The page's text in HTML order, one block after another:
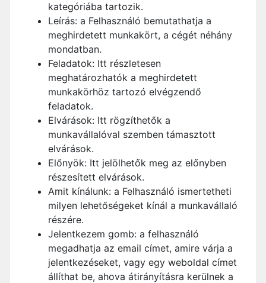
kategóriába tartozik.
Leírás: a Felhasználó bemutathatja a
meghirdetett munkakört, a cégét néhány
mondatban.
Feladatok: Itt részletesen
meghatározhatók a meghirdetett
munkakörhöz tartozó elvégzendő
feladatok.
Elvárások: Itt rögzíthetők a
munkavállalóval szemben támasztott
elvárások.
Előnyök: Itt jelölhetők meg az előnyben
részesített elvárások.
Amit kínálunk: a Felhasználó ismertetheti
milyen lehetőségeket kínál a munkavállaló
részére.
Jelentkezem gomb: a felhasználó
megadhatja az email címet, amire várja a
jelentkezéseket, vagy egy weboldal címet
állíthat be, ahova átirányításra kerülnek a